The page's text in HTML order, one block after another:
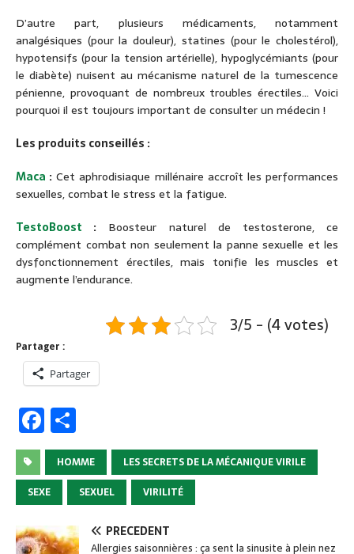
D’autre part, plusieurs médicaments, notamment
analgésiques (pour la douleur), statines (pour le cholestérol),
hypotensifs (pour la tension artérielle), hypoglycémiants (pour
le diabète) nuisent au mécanisme naturel de la tumescence
pénienne, provoquant de nombreux troubles érectiles… Voici
pourquoi il est toujours important de consulter un médecin !
Les produits conseillés :
Maca : Cet aphrodisiaque millénaire accroît les performances
sexuelles, combat le stress et la fatigue.
TestoBoost : Boosteur naturel de testosterone, ce
complément combat non seulement la panne sexuelle et les
dysfonctionnement érectiles, mais tonifie les muscles et
augmente l’endurance.
3/5 - (4 votes)
Partager :
Partager
F
a
c
e
b
ar
ta
g
er
HOMME
LES SECRETS DE LA MÉCANIQUE VIRILE
SEXE
SEXUEL VIRILITÉ
PRÉCÉDENT
Allergies saisonnières : ça sent la sinusite à plein nez